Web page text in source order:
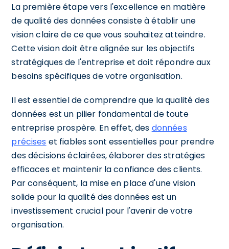
La première étape vers l'excellence en matière
de qualité des données consiste à établir une
vision claire de ce que vous souhaitez atteindre.
Cette vision doit être alignée sur les objectifs
stratégiques de l'entreprise et doit répondre aux
besoins spécifiques de votre organisation.
Il est essentiel de comprendre que la qualité des
données est un pilier fondamental de toute
entreprise prospère. En effet, des données
précises et fiables sont essentielles pour prendre
des décisions éclairées, élaborer des stratégies
efficaces et maintenir la confiance des clients.
Par conséquent, la mise en place d'une vision
solide pour la qualité des données est un
investissement crucial pour l'avenir de votre
organisation.